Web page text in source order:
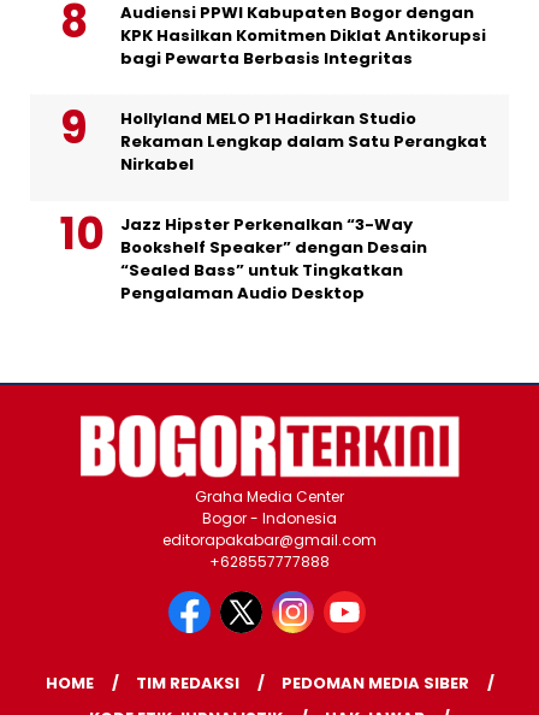
Audiensi PPWI Kabupaten Bogor dengan
KPK Hasilkan Komitmen Diklat Antikorupsi
bagi Pewarta Berbasis Integritas
Hollyland MELO P1 Hadirkan Studio
Rekaman Lengkap dalam Satu Perangkat
Nirkabel
Jazz Hipster Perkenalkan “3-Way
Bookshelf Speaker” dengan Desain
“Sealed Bass” untuk Tingkatkan
Pengalaman Audio Desktop
Graha Media Center
Bogor - Indonesia
editorapakabar@gmail.com
+628557777888
HOME TIM REDAKSI
PEDOMAN MEDIA SIBER